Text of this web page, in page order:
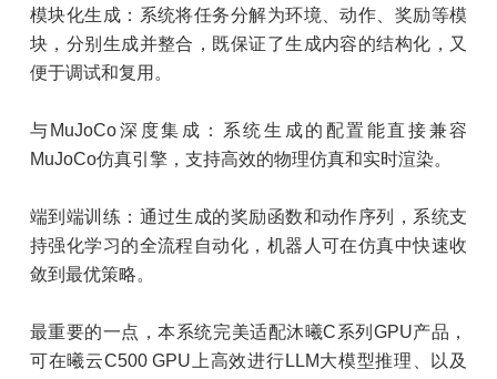
模块化生成：系统将任务分解为环境、动作、奖励等模
块，分别生成并整合，既保证了生成内容的结构化，又
便于调试和复用。
与MuJoCo深度集成：系统生成的配置能直接兼容
MuJoCo仿真引擎，支持高效的物理仿真和实时渲染。
端到端训练：通过生成的奖励函数和动作序列，系统支
持强化学习的全流程自动化，机器人可在仿真中快速收
敛到最优策略。
最重要的一点，本系统完美适配沐曦C系列GPU产品，
可在曦云C500 GPU上高效进行LLM大模型推理、以及